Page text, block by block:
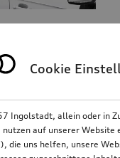
Cookie
Ingolstadt, allein oder in
auf unserer Website
die uns helfen, unsere